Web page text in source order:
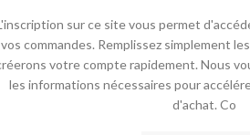
sur ce site vous permet
vos commandes. Remplissez simplement
votre compte rapidement. Nous
les informations nécessaires pour
d'achat. Co